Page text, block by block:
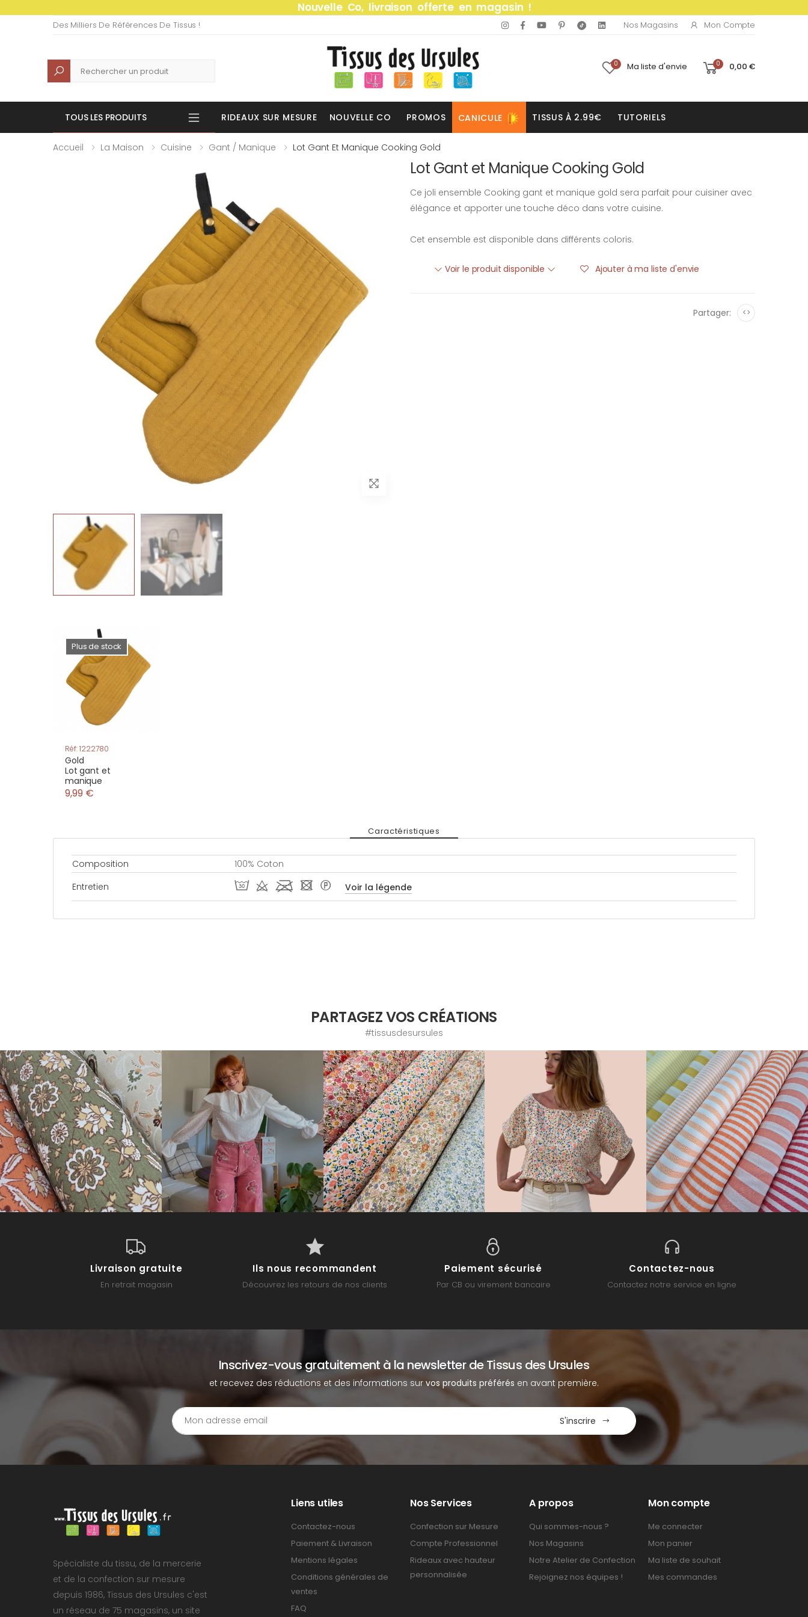
Nouvelle Co, livraison offerte en magasin !
Des Milliers De Références De Tissus ! Nos Magasins Mon Compte
Recherche 0 Ma liste d'envie 0 0,00 €
TOUS LES PRODUITS RIDEAUX SUR MESURE NOUVELLE CO PROMOS CANICULE TISSUS À 2.99€ TUTORIELS
Accueil La Maison Cuisine Gant / Manique Lot Gant Et Manique Cooking Gold
Lot Gant et Manique Cooking Gold
Ce joli ensemble Cooking gant et manique gold sera parfait pour cuisiner avec
élégance et apporter une touche déco dans votre cuisine.
Cet ensemble est disponible dans différents coloris.
Voir le produit disponible Ajouter à ma liste d'envie
Partager: <>
Plus de stock
Réf: 1222780
Gold
Lot gant et
manique
9,99 €
Caractéristiques
Composition
100% Coton
Entretien
T d l - * Voir la légende
PARTAGEZ VOS CRÉATIONS
#tissusdesursules
Livraison gratuite
En retrait magasin
Ils nous recommandent
Découvrez les retours de nos clients
Paiement sécurisé
Par CB ou virement bancaire
Contactez-nous
Contactez notre service en ligne
Inscrivez-vous gratuitement à la newsletter de Tissus des Ursules
et recevez des réductions et des informations survos produits préférés en avant première.
S'inscrire
Spécialiste du tissu, de la mercerie
et de la confection sur mesure
depuis 1986, Tissus des Ursules c'est
un réseau de 75 magasins, un site
Liens utiles
Contactez-nous
Paiement & Livraison
Mentions légales
Conditions générales de
ventes
FAQ
Nos Services
Confection sur Mesure
Compte Professionnel
Rideaux avec hauteur
personnalisée
A propos
Qui sommes-nous ?
Nos Magasins
Notre Atelier de Confection
Rejoignez nos équipes !
Mon compte
Me connecter
Mon panier
Ma liste de souhait
Mes commandes